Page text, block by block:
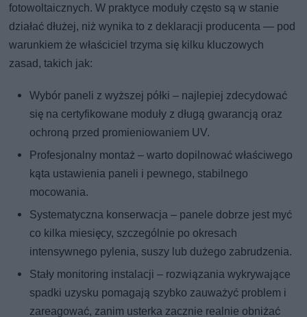
fotowoltaicznych. W praktyce moduły często są w stanie
działać dłużej, niż wynika to z deklaracji producenta — pod
warunkiem że właściciel trzyma się kilku kluczowych
zasad, takich jak:
Wybór paneli z wyższej półki – najlepiej zdecydować
się na certyfikowane moduły z długą gwarancją oraz
ochroną przed promieniowaniem UV.
Profesjonalny montaż – warto dopilnować właściwego
kąta ustawienia paneli i pewnego, stabilnego
mocowania.
Systematyczna konserwacja – panele dobrze jest myć
co kilka miesięcy, szczególnie po okresach
intensywnego pylenia, suszy lub dużego zabrudzenia.
Stały monitoring instalacji – rozwiązania wykrywające
spadki uzysku pomagają szybko zauważyć problem i
zareagować, zanim usterka zacznie realnie obniżać